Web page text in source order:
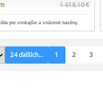
1 618.10 €
pre vonkajšie a vnútorné bazény.
24 ďalších... 1 2 3